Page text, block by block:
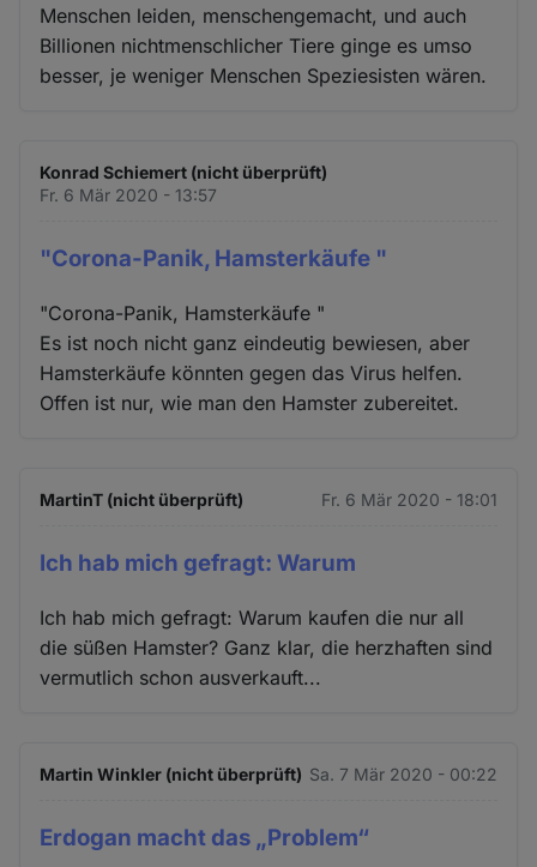
Menschen leiden, menschengemacht, und auch
Billionen nichtmenschlicher Tiere ginge es umso
besser, je weniger Menschen Speziesisten wären.
Konrad Schiemert (nicht überprüft)
Fr. 6 Mär 2020 - 13:57
"Corona-Panik, Hamsterkäufe "
"Corona-Panik, Hamsterkäufe "
Es ist noch nicht ganz eindeutig bewiesen, aber
Hamsterkäufe könnten gegen das Virus helfen.
Offen ist nur, wie man den Hamster zubereitet.
MartinT (nicht überprüft) Fr. 6 Mär 2020 - 18:01
Ich hab mich gefragt: Warum
Ich hab mich gefragt: Warum kaufen die nur all
die süßen Hamster? Ganz klar, die herzhaften sind
vermutlich schon ausverkauft...
Martin Winkler (nicht überprüft) Sa. 7 Mär 2020 - 00:22
Erdogan macht das „Problem“